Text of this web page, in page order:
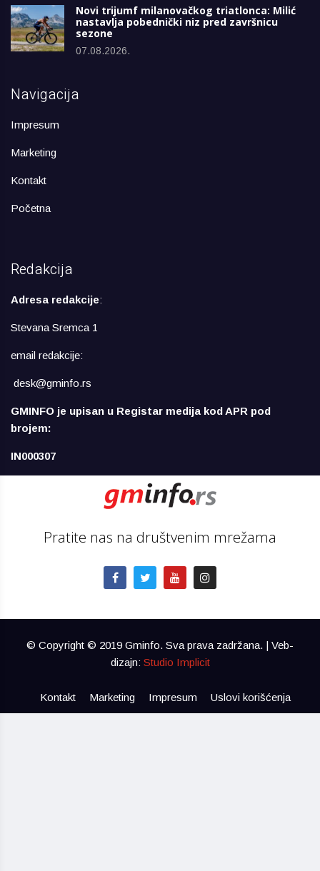
Novi trijumf milanovačkog triatlonca: Milić
nastavlja pobednički niz pred završnicu
sezone
07.08.2026.
Navigacija
Impresum
Marketing
Kontakt
Početna
Redakcija
Adresa redakcije:
Stevana Sremca 1
email redakcije:
desk@gminfo.rs
GMINFO je upisan u Registar medija kod APR pod
brojem:
IN000307
Pratite nas na društvenim mrežama
© Copyright © 2019 Gminfo. Sva prava zadržana. | Veb-
dizajn: Studio Implicit
Kontakt Marketing Impresum Uslovi korišćenja